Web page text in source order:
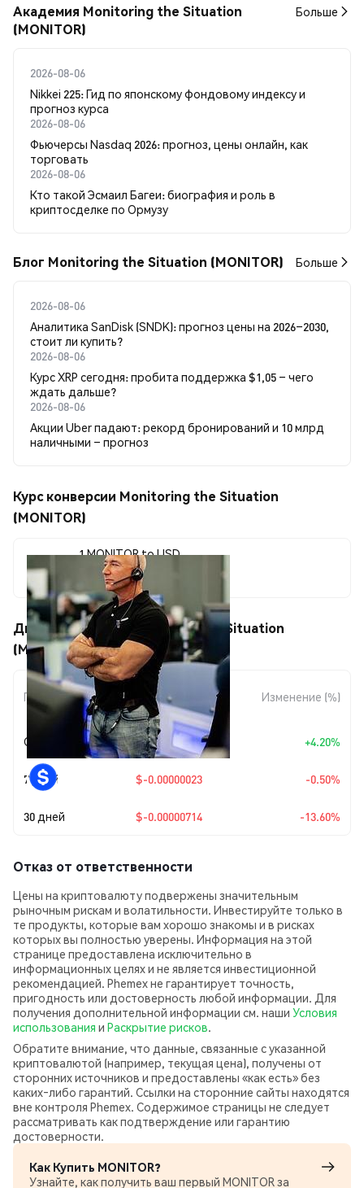
Академия Monitoring the Situation
(MONITOR)
Больше
2026-08-06
Nikkei 225: Гид по японскому фондовому индексу и
прогноз курса
2026-08-06
Фьючерсы Nasdaq 2026: прогноз, цены онлайн, как
торговать
2026-08-06
Кто такой Эсмаил Багеи: биография и роль в
криптосделке по Ормузу
Блог Monitoring the Situation (MONITOR) Больше
2026-08-06
Аналитика SanDisk (SNDK): прогноз цены на 2026–2030,
стоит ли купить?
2026-08-06
Курс XRP сегодня: пробита поддержка $1,05 – чего
ждать дальше?
2026-08-06
Акции Uber падают: рекорд бронирований и 10 млрд
наличными – прогноз
Курс конверсии Monitoring the Situation
(MONITOR)
1 MONITOR to USD
$0.00004536
Движения цены Monitoring the Situation
(MONITOR)
Период
Изменение
суммы
Изменение (%)
Сегодня +$0.00000183 +4.20%
7 дней $-0.00000023 -0.50%
30 дней $-0.00000714 -13.60%
Отказ от ответственности
Цены на криптовалюту подвержены значительным
рыночным рискам и волатильности. Инвестируйте только в
те продукты, которые вам хорошо знакомы и в рисках
которых вы полностью уверены. Информация на этой
странице предоставлена исключительно в
информационных целях и не является инвестиционной
рекомендацией. Phemex не гарантирует точность,
пригодность или достоверность любой информации. Для
получения дополнительной информации см. наши Условия
использования и Раскрытие рисков.
Обратите внимание, что данные, связанные с указанной
криптовалютой (например, текущая цена), получены от
сторонних источников и предоставлены «как есть» без
каких‑либо гарантий. Ссылки на сторонние сайты находятся
вне контроля Phemex. Содержимое страницы не следует
рассматривать как подтверждение или гарантию
достоверности.
Как Купить MONITOR?
Узнайте, как получить ваш первый MONITOR за